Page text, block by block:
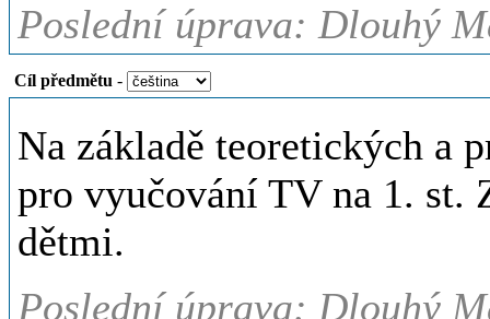
Poslední úprava: Dlouhý
Cíl předmětu -
Na základě teoretických a
pro vyučování TV na 1. st.
dětmi.
Poslední úprava: Dlouhý